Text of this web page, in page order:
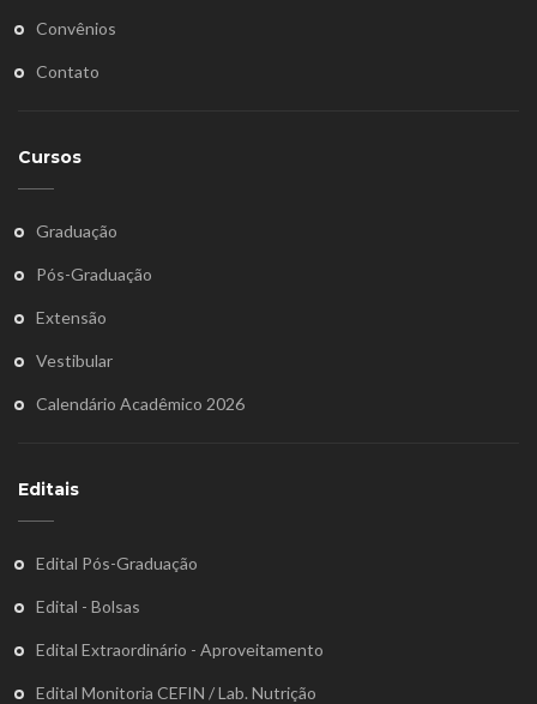
Convênios
Contato
Cursos
Graduação
Pós-Graduação
Extensão
Vestibular
Calendário Acadêmico 2026
Editais
Edital Pós-Graduação
Edital - Bolsas
Edital Extraordinário - Aproveitamento
Edital Monitoria CEFIN / Lab. Nutrição